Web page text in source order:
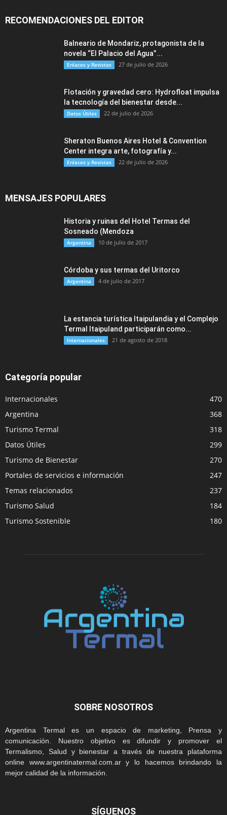
RECOMENDACIONES DEL EDITOR
Balneario de Mondariz, protagonista de la
novela “El Palacio del Agua”...
Enlaces y Revistas 27 de julio de 2026
Flotación y gravedad cero: Hydrofloat impulsa
la tecnología del bienestar desde...
Datos Útiles 22 de julio de 2026
Sheraton Buenos Aires Hotel & Convention
Center integra arte, fotografía y...
Enlaces y Revistas 22 de julio de 2026
MENSAJES POPULARES
Historia y ruinas del Hotel Termas del
Sosneado (Mendoza
Argentina 10 de julio de 2017
Córdoba y sus termas del Uritorco
Argentina 4 de julio de 2017
La estancia turística Itaipulandia y el Complejo
Termal Itaipuland participarán como...
Internacionales 21 de agosto de 2018
Categoría popular
Internacionales
470
Argentina
368
Turismo Termal
318
Datos Útiles
299
Turismo de Bienestar
270
Portales de servicios e información
247
Temas relacionados
237
Turismo Salud
184
Turismo Sostenible
180
SOBRE NOSOTROS
Argentina Termal es un espacio de marketing, Prensa y
comunicación. Nuestro objetivo es difundir y promover el
Termalismo, Salud y bienestar a través de nuestra plataforma
online www.argentinatermal.com.ar y lo hacemos brindando la
mejor calidad de la información.
SÍGUENOS